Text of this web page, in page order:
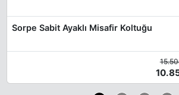
Sorpe Sabit Ayaklı Misafir Koltuğu